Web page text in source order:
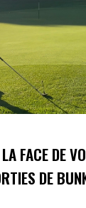
FACE DE
DE